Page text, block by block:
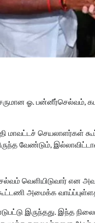
ஓ. பன்னீர்செல்வம்,
மாவட்டச் செயலாளர்கள்
வேண்டும்,
வெளியிடுவார் என
அமைக்க
இருந்தது. இந்த